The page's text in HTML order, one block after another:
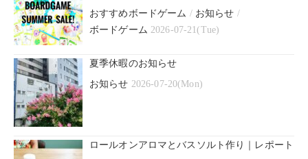
おすすめボードゲーム / お知らせ /
ボードゲーム 2026-07-21(Tue)
夏季休暇のお知らせ
お知らせ 2026-07-20(Mon)
ロールオンアロマとバスソルト作り｜レポート